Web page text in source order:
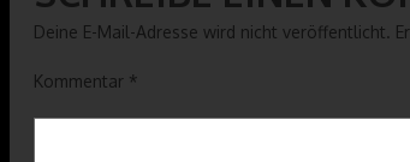
Deine E-Mail-Adresse wird nicht veröffentlicht.
Kommentar *